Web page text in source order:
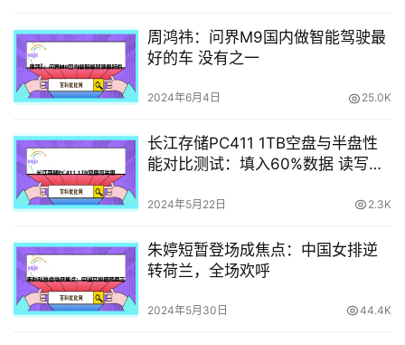
周鸿祎：问界M9国内做智能驾驶最
好的车 没有之一
2024年6月4日 25.0K
长江存储PC411 1TB空盘与半盘性
能对比测试：填入60%数据 读写依
2024年5月22日 2.3K
朱婷短暂登场成焦点：中国女排逆
转荷兰，全场欢呼
2024年5月30日 44.4K